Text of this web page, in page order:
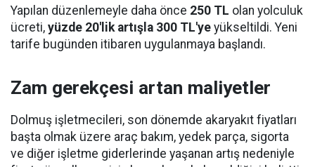
Yapılan düzenlemeyle daha önce 250 TL olan yolculuk
ücreti, yüzde 20'lik artışla 300 TL'ye yükseltildi. Yeni
tarife bugünden itibaren uygulanmaya başlandı.
Zam gerekçesi artan maliyetler
Dolmuş işletmecileri, son dönemde akaryakıt fiyatları
başta olmak üzere araç bakım, yedek parça, sigorta
ve diğer işletme giderlerinde yaşanan artış nedeniyle